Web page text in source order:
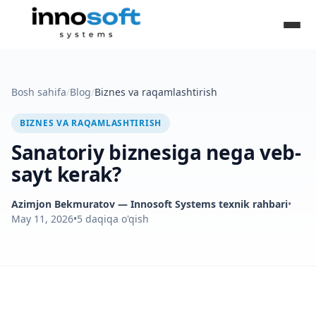
Bosh sahifa/Blog/Biznes va raqamlashtirish
BIZNES VA RAQAMLASHTIRISH
Sanatoriy biznesiga nega veb-
sayt kerak?
Azimjon Bekmuratov — Innosoft Systems texnik rahbari•
May 11, 2026•5 daqiqa o'qish